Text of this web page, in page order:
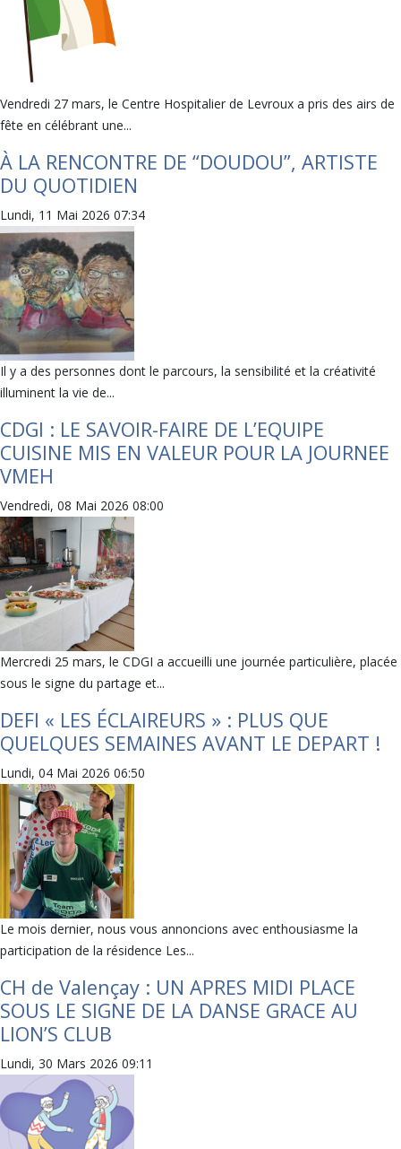
Vendredi 27 mars, le Centre Hospitalier de Levroux a pris des airs de
fête en célébrant une...
À LA RENCONTRE DE “DOUDOU”, ARTISTE
DU QUOTIDIEN
Lundi, 11 Mai 2026 07:34
Il y a des personnes dont le parcours, la sensibilité et la créativité
illuminent la vie de...
CDGI : LE SAVOIR-FAIRE DE L’EQUIPE
CUISINE MIS EN VALEUR POUR LA JOURNEE
VMEH
Vendredi, 08 Mai 2026 08:00
Mercredi 25 mars, le CDGI a accueilli une journée particulière, placée
sous le signe du partage et...
DEFI « LES ÉCLAIREURS » : PLUS QUE
QUELQUES SEMAINES AVANT LE DEPART !
Lundi, 04 Mai 2026 06:50
Le mois dernier, nous vous annoncions avec enthousiasme la
participation de la résidence Les...
CH de Valençay : UN APRES MIDI PLACE
SOUS LE SIGNE DE LA DANSE GRACE AU
LION’S CLUB
Lundi, 30 Mars 2026 09:11